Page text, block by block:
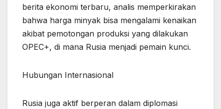
berita ekonomi terbaru, analis memperkirakan
bahwa harga minyak bisa mengalami kenaikan
akibat pemotongan produksi yang dilakukan
OPEC+, di mana Rusia menjadi pemain kunci.
Hubungan Internasional
Rusia juga aktif berperan dalam diplomasi